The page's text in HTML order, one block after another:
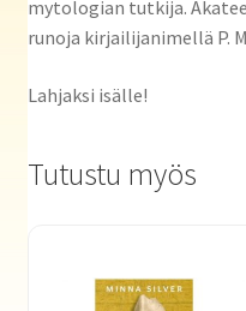
mytologian tutkija.
runoja kirjailijanimellä P.
Lahjaksi isälle!
Tutustu myös